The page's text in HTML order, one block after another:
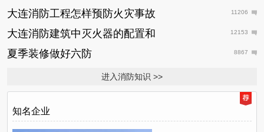
大连消防工程怎样预防火灾事故 11206
大连消防建筑中灭火器的配置和 12153
夏季装修做好六防 8867
进入消防知识 >>
知名企业